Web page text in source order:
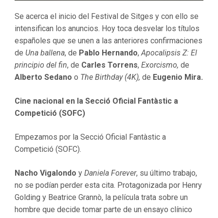
Se acerca el inicio del Festival de Sitges y con ello se
intensifican los anuncios. Hoy toca desvelar los títulos
españoles que se unen a las anteriores confirmaciones
de Una ballena, de Pablo Hernando,Apocalipsis Z: El
principio del fin, de Carles Torrens, Exorcismo, de
Alberto Sedano o The Birthday (4K), de Eugenio Mira.
Cine nacional en la Secció Oficial Fantàstic a
Competició (SOFC)
Empezamos por la Secció Oficial Fantàstic a
Competició (SOFC).
Nacho Vigalondo y Daniela Forever, su último trabajo,
no se podían perder esta cita. Protagonizada por Henry
Golding y Beatrice Grannò, la película trata sobre un
hombre que decide tomar parte de un ensayo clínico